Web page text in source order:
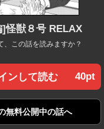
怪獣８号 RELAX
、この話を読みますか？
ンして読む 40pt
無料公開中の話へ